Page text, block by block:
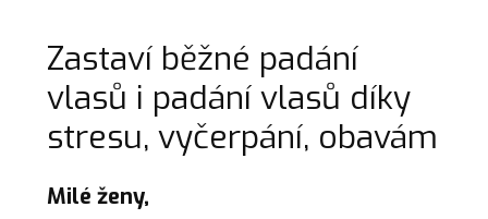
Zastaví běžné padání
vlasů i padání vlasů díky
stresu, vyčerpání, obavám
Milé ženy,